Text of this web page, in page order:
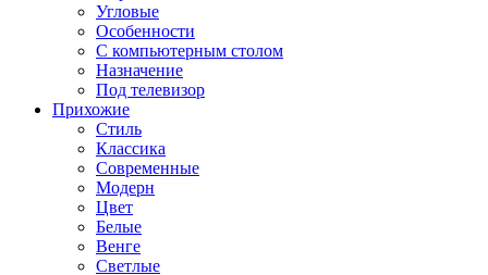
Угловые
Особенности
С компьютерным столом
Назначение
Под телевизор
Прихожие
Стиль
Классика
Современные
Модерн
Цвет
Белые
Венге
Светлые